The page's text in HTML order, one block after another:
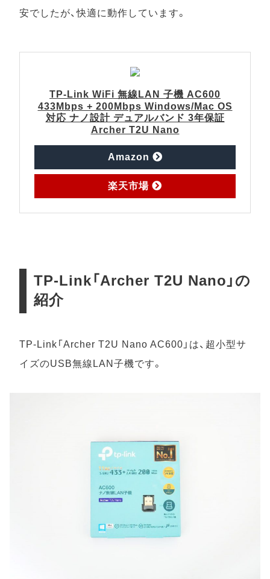
安でしたが、快適に動作しています。
TP-Link WiFi 無線LAN 子機 AC600
433Mbps + 200Mbps Windows/Mac OS
対応 ナノ設計 デュアルバンド 3年保証
Archer T2U Nano
Amazon で
探
す
楽天市場で
探
す
TP-Link「Archer T2U Nano」の
紹介
TP-Link「Archer T2U Nano AC600」は、超小型サ
イズのUSB無線LAN子機です。